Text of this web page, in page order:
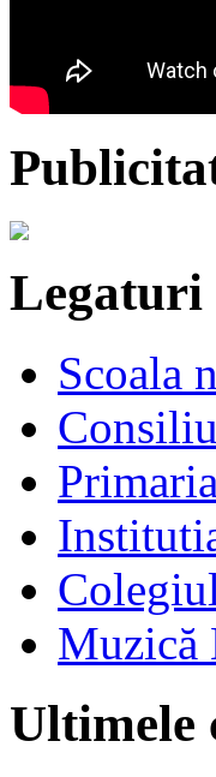
Legaturi
Scoala
Muzică
Ultimele